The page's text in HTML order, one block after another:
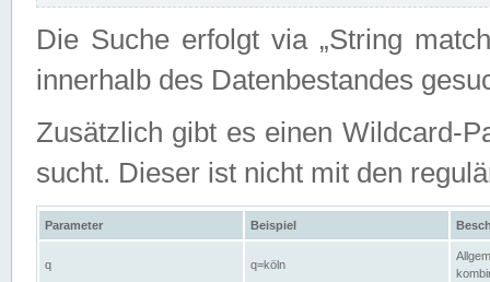
Die Suche erfolgt via „String
innerhalb des Datenbestandes
Zusätzlich gibt es einen Wildcard-
sucht. Dieser ist nicht mit den
Parameter Beispiel
q q=köln